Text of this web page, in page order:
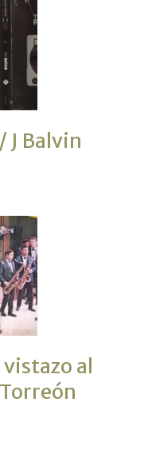
J Balvin
al